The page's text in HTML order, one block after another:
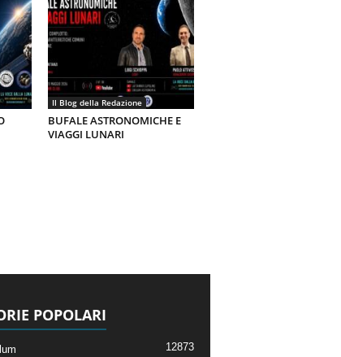
Il Blog della Redazione
BUFALE ASTRONOMICHE E
VIAGGI LUNARI
POPOLARI
12873